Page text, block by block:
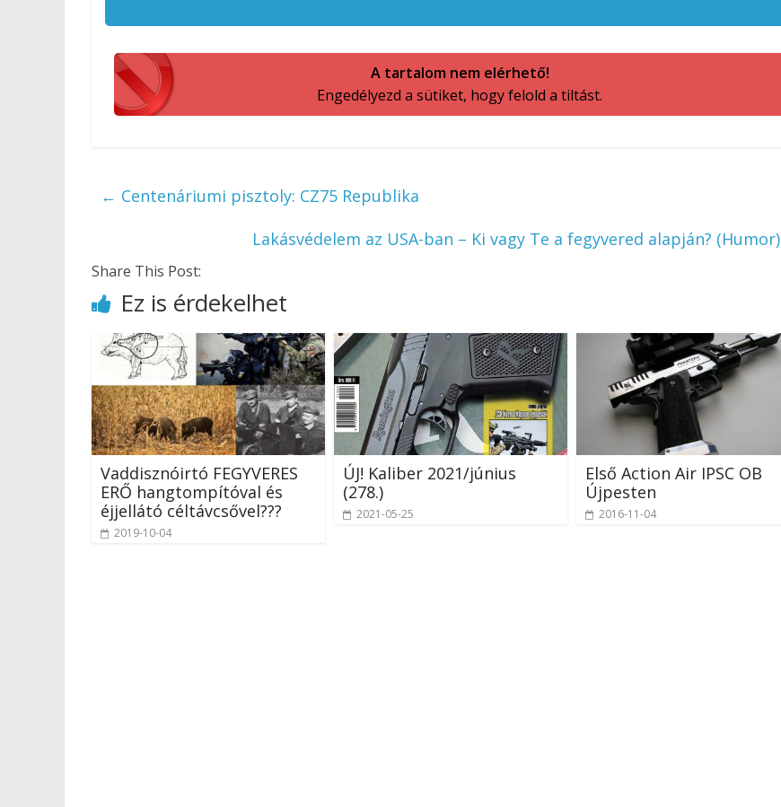
A tartalom nem elérhető!
Engedélyezd a sütiket, hogy felold a tiltást.
← Centenáriumi pisztoly: CZ75 Republika
Lakásvédelem az USA-ban – Ki vagy Te a fegyvered alapján? (Humor)
Share This Post:
Ez is érdekelhet
Vaddisznóirtó FEGYVERES
ERŐ hangtompítóval és
éjjellátó céltávcsővel???
2019-10-04
ÚJ! Kaliber 2021/június
(278.)
2021-05-25
Első Action Air IPSC OB
Újpesten
2016-11-04